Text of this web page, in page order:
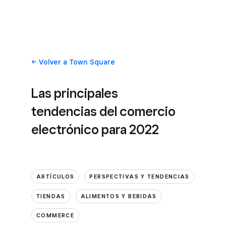
Volvera Town Square
Las principales
tendencias del comercio
electrónico para 2022
ARTÍCULOS PERSPECTIVAS Y TENDENCIAS
TIENDAS ALIMENTOS Y BEBIDAS
COMMERCE